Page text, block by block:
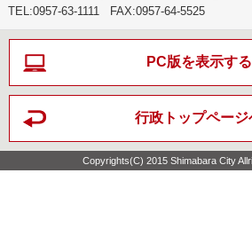
TEL:0957-63-1111 FAX:0957-64-5525
PC版を表示する
行政トップページ
Copyrights(C) 2015 Shimabara City